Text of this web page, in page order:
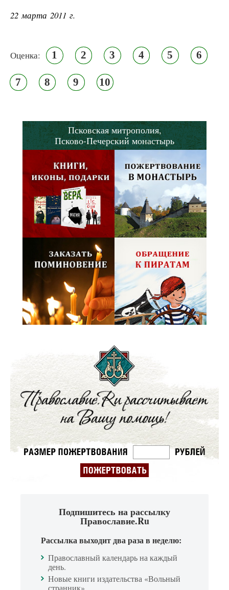
22 марта 2011 г.
Оценка: 1 2 3 4 5 6
7 8 9 10
Псковская митрополия,
Псково-Печерский монастырь
Подпишитесь на рассылку
Православие.Ru
Рассылка выходит два раза в неделю:
Православный календарь на каждый
день.
Новые книги издательства «Вольный
странник».